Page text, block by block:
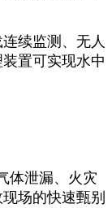
续监测、无人
置可实现水中
体泄漏、火灾
场的快速甄别